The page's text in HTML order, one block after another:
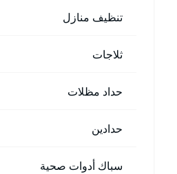
تنظيف منازل
ثلاجات
حداد مظلات
حدادين
سباك أدوات صحية